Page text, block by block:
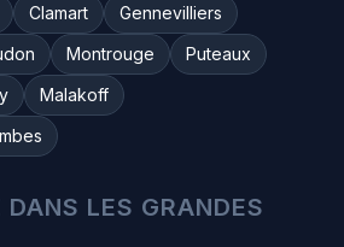
Clamart
Gennevilliers
Montrouge
Puteaux
Malakoff
LES GRANDES